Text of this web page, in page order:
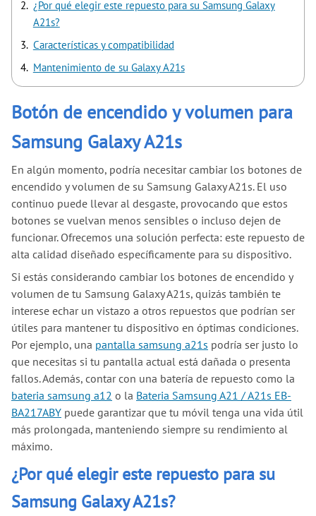
¿Por qué elegir este repuesto para su Samsung Galaxy
A21s?
Características y compatibilidad
Mantenimiento de su Galaxy A21s
Botón de encendido y volumen para
Samsung Galaxy A21s
En algún momento, podría necesitar cambiar los botones de
encendido y volumen de su Samsung Galaxy A21s. El uso
continuo puede llevar al desgaste, provocando que estos
botones se vuelvan menos sensibles o incluso dejen de
funcionar. Ofrecemos una solución perfecta: este repuesto de
alta calidad diseñado específicamente para su dispositivo.
Si estás considerando cambiar los botones de encendido y
volumen de tu Samsung Galaxy A21s, quizás también te
interese echar un vistazo a otros repuestos que podrían ser
útiles para mantener tu dispositivo en óptimas condiciones.
Por ejemplo, una pantalla samsung a21s podría ser justo lo
que necesitas si tu pantalla actual está dañada o presenta
fallos. Además, contar con una batería de repuesto como la
bateria samsung a12 o la Bateria Samsung A21 / A21s EB-
BA217ABY puede garantizar que tu móvil tenga una vida útil
más prolongada, manteniendo siempre su rendimiento al
máximo.
¿Por qué elegir este repuesto para su
Samsung Galaxy A21s?